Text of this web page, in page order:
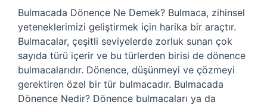
Bulmacada Dönence Ne Demek? Bulmaca, zihinsel
yeteneklerimizi geliştirmek için harika bir araçtır.
Bulmacalar, çeşitli seviyelerde zorluk sunan çok
sayıda türü içerir ve bu türlerden birisi de dönence
bulmacalarıdır. Dönence, düşünmeyi ve çözmeyi
gerektiren özel bir tür bulmacadır. Bulmacada
Dönence Nedir? Dönence bulmacaları ya da